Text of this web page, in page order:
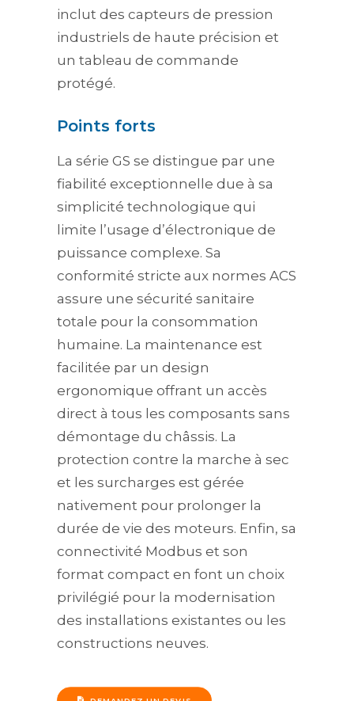
inclut des capteurs de pression
industriels de haute précision et
un tableau de commande
protégé.
Points forts
La série GS se distingue par une
fiabilité exceptionnelle due à sa
simplicité technologique qui
limite l’usage d’électronique de
puissance complexe. Sa
conformité stricte aux normes ACS
assure une sécurité sanitaire
totale pour la consommation
humaine. La maintenance est
facilitée par un design
ergonomique offrant un accès
direct à tous les composants sans
démontage du châssis. La
protection contre la marche à sec
et les surcharges est gérée
nativement pour prolonger la
durée de vie des moteurs. Enfin, sa
connectivité Modbus et son
format compact en font un choix
privilégié pour la modernisation
des installations existantes ou les
constructions neuves.